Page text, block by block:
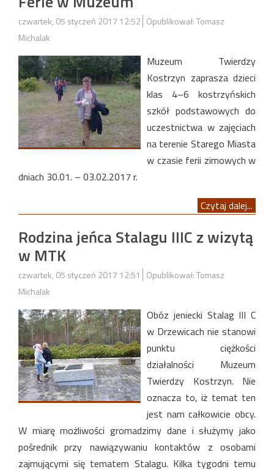
czwartek, 05 styczeń 2017 12:52 Opublikował: Tomasz
Michalak
Muzeum Twierdzy
Kostrzyn zaprasza dzieci
klas 4–6 kostrzyńskich
szkół podstawowych do
uczestnictwa w zajęciach
na terenie Starego Miasta
w czasie ferii zimowych w
dniach 30.01. – 03.02.2017 r.
Czytaj dalej...
Rodzina jeńca Stalagu IIIC z wizytą
w MTK
czwartek, 05 styczeń 2017 12:51
Opublikował: Tomasz
Michalak
Obóz jeniecki Stalag III C
w Drzewicach nie stanowi
punktu ciężkości
działalności Muzeum
Twierdzy Kostrzyn. Nie
oznacza to, iż temat ten
jest nam całkowicie obcy.
W miarę możliwości gromadzimy dane i służymy jako
pośrednik przy nawiązywaniu kontaktów z osobami
zajmującymi się tematem Stalagu. Kilka tygodni temu